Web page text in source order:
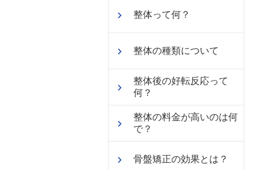
整体って何？
整体の種類について
整体後の好転反応って
何？
整体の料金が高いのは何
で？
骨盤矯正の効果とは？